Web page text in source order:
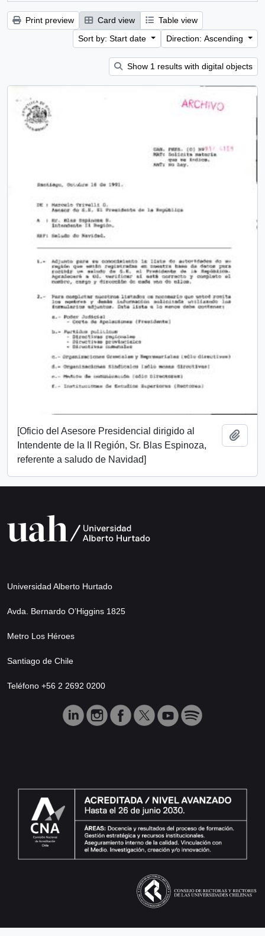
Print preview Card view
Table view
Sort by: Start date
Direction: Ascending
Show 1 results with digital objects
[Oficio del Asesore Presidencial dirigido al
Intendente de la II Región, Sr. Blas Espinoza,
referente a saludo de Navidad]
Universidad Alberto Hurtado
Avda. Bernardo O’Higgins 1825
Metro Los Héroes
Santiago de Chile
Teléfono +56 2 2692 0200